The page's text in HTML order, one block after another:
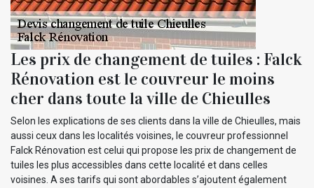
Les prix de changement de tuiles : Falck
Rénovation est le couvreur le moins
cher dans toute la ville de Chieulles
Selon les explications de ses clients dans la ville de Chieulles, mais
aussi ceux dans les localités voisines, le couvreur professionnel
Falck Rénovation est celui qui propose les prix de changement de
tuiles les plus accessibles dans cette localité et dans celles
voisines. A ses tarifs qui sont abordables s’ajoutent également